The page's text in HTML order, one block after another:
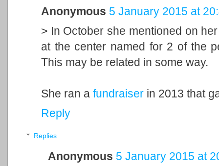
Anonymous 5 January 2015 at
> In October she mentioned on
at the center named for 2 of the
This may be related in some way.
She ran a fundraiser in 2013 that
Reply
Replies
Anonymous 5 January 2015 at